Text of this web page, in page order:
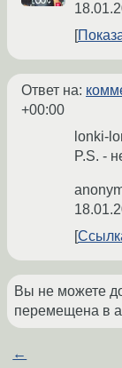
Ответ на:
+00:00
lonki-
P.S. -
Вы не можете
перемещена в
←